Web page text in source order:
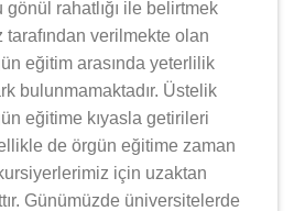
rahatlığı ile belirtmek
verilmekte olan
eğitim arasında yeterlilik
bulunmamaktadır. Üstelik
eğitime kıyasla getirileri
de örgün eğitime zaman
için uzaktan
Günümüzde üniversitelerde